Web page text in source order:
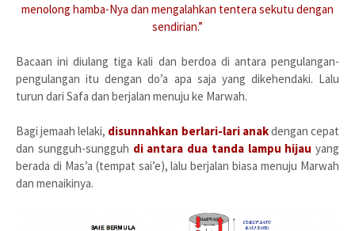
menolong hamba-Nya dan mengalahkan tentera sekutu dengan
sendirian.”
Bacaan ini diulang tiga kali dan berdoa di antara pengulangan-
pengulangan itu dengan do’a apa saja yang dikehendaki. Lalu
turun dari Safa dan berjalan menuju ke Marwah.
Bagi jemaah lelaki, disunnahkan berlari-lari anakdengan cepat
dan sungguh-sungguh di antara dua tanda lampu hijau yang
berada di Mas’a (tempat sai’e), lalu berjalan biasa menuju Marwah
dan menaikinya.